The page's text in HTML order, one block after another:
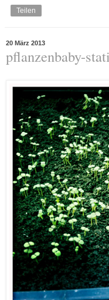
Teilen
20 März 2013
pflanzenbaby-